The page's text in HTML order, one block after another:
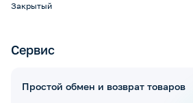
Закрытый
Сервис
Простой обмен и возврат товаров